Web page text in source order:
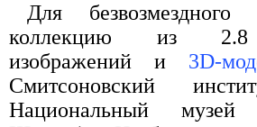
Для безвозмездного
коллекцию из 2.8
изображений и 3D-
Смитсоновский
Национальный музей